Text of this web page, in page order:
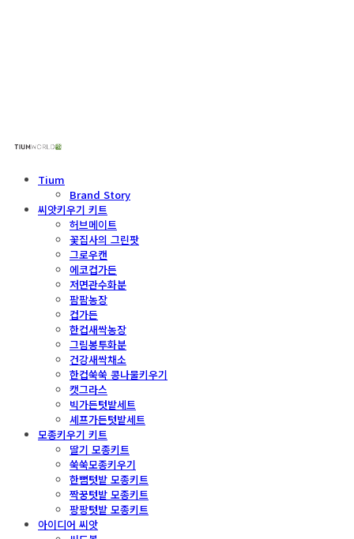
Tium
Brand Story
씨앗키우기 키트
허브메이트
꽃집사의 그린팟
그로우캔
에코컵가든
저면관수화분
팜팜농장
컵가든
한컵새싹농장
그림봉투화분
건강새싹채소
한컵쑥쑥 콩나물키우기
캣그라스
빅가든텃밭세트
셰프가든텃밭세트
모종키우기 키트
딸기 모종키트
쑥쑥모종키우기
한뼘텃밭 모종키트
짝꿍텃밭 모종키트
팡팡텃밭 모종키트
아이디어 씨앗